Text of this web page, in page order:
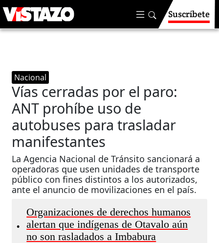
Suscríbete
Nacional
Vías cerradas por el paro:
ANT prohíbe uso de
autobuses para trasladar
manifestantes​​​​​​
La Agencia Nacional de Tránsito sancionará a
operadoras que usen unidades de transporte
público con fines distintos a los autorizados,
ante el anuncio de movilizaciones en el país.
•
Organizaciones de derechos humanos
alertan que indígenas de Otavalo aún
no son rasladados a Imbabura